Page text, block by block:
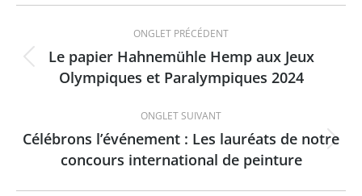
Navigation
de
commentaire
ONGLET PRÉCÉDENT
Onglet
précédent
Le papier Hahnemühle Hemp aux Jeux
Olympiques et Paralympiques 2024
ONGLET SUIVANT
Onglet
suivant
Célébrons l’événement : Les lauréats de notre
concours international de peinture